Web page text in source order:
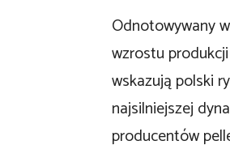
Odnotowywany
wzrostu
wskazują polski
najsilniejszej
producentów